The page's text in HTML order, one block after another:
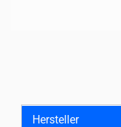
Hersteller